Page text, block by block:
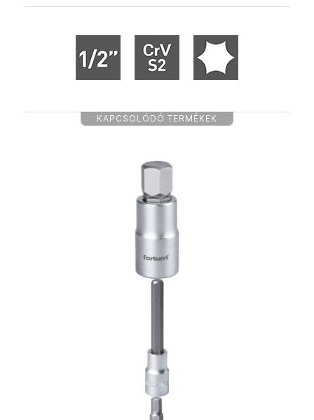
KAPCSOLÓDÓ TERMÉKEK